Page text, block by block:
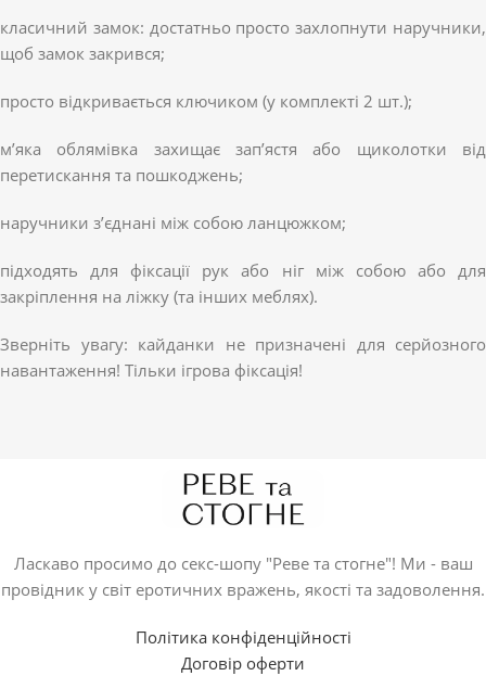
класичний замок: достатньо просто захлопнути наручники,
щоб замок закрився;
просто відкривається ключиком (у комплекті 2 шт.);
м’яка облямівка захищає зап’ястя або щиколотки від
перетискання та пошкоджень;
наручники з’єднані між собою ланцюжком;
підходять для фіксації рук або ніг між собою або для
закріплення на ліжку (та інших меблях).
Зверніть увагу: кайданки не призначені для серйозного
навантаження! Тільки ігрова фіксація!
Ласкаво просимо до секс-шопу "Реве та стогне"! Ми - ваш
провідник у світ еротичних вражень, якості та задоволення.
Політика конфіденційності
Договір оферти